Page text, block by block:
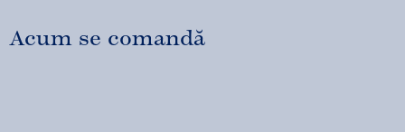
Acum se comandă